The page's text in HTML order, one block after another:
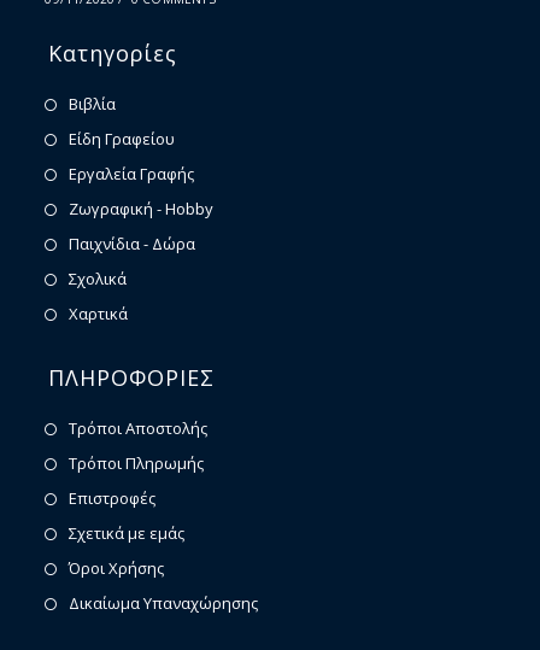
Κατηγορίες
Βιβλία
Είδη Γραφείου
Εργαλεία Γραφής
Ζωγραφική - Hobby
Παιχνίδια - Δώρα
Σχολικά
Χαρτικά
ΠΛΗΡΟΦΟΡΙΕΣ
Τρόποι Αποστολής
Τρόποι Πληρωμής
Επιστροφές
Σχετικά με εμάς
Όροι Χρήσης
Δικαίωμα Υπαναχώρησης